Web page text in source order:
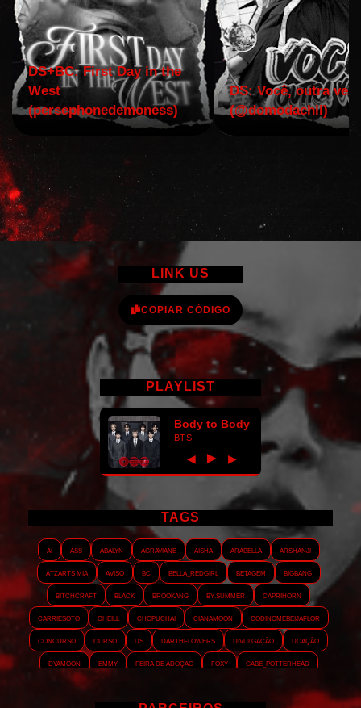
DS+BC: First Day in the
West
(persephonedemoness)
DS: Você, outra vez!
(@domodachii)
LINK US
COPIAR CÓDIGO
PLAYLIST
Body to Body
BTS
◀ ► ▶
TAGS
AI ASS Abalyn Agraviane Aisha Arabella
Arshanji
Atzarts Mia
Aviso BC Bella_RedGirl Betagem
Bigbang
Bitchcraft
Black Brookang By.summer
Caprihorn
Carriesoto
Cheill Chopuchai Cianamoon
Codinomebeijaflor
Concurso
Curso DS Darthflowers Divulgação
Doação
Dyamoon
Emmy Feira de adoção Foxy
Gabe_Potterhead
GeminnieKook